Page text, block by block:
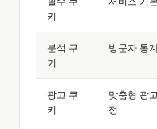
키
분석 쿠
키
방문자 통
광고 쿠
키
맞춤형 광
정